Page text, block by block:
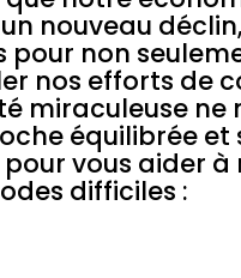
nouveau
non
nos efforts de
miraculeuse
équilibrée
vous aider
difficiles :